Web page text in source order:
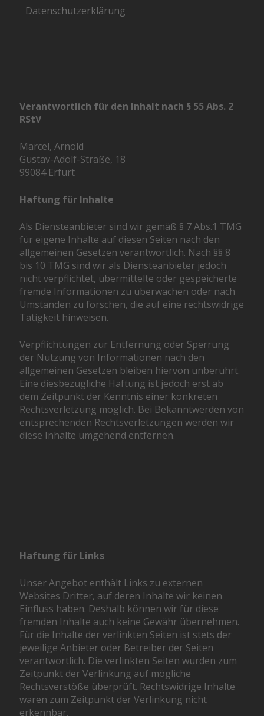
Datenschutzerklärung
Verantwortlich für den Inhalt nach § 55 Abs. 2
RStV
Marcel, Arnold
Gustav-Adolf-Straße, 18
99084 Erfurt
Haftung für Inhalte
Als Diensteanbieter sind wir gemäß § 7 Abs.1 TMG
für eigene Inhalte auf diesen Seiten nach den
allgemeinen Gesetzen verantwortlich. Nach §§ 8
bis 10 TMG sind wir als Diensteanbieter jedoch
nicht verpflichtet, übermittelte oder gespeicherte
fremde Informationen zu überwachen oder nach
Umständen zu forschen, die auf eine rechtswidrige
Tätigkeit hinweisen.
Verpflichtungen zur Entfernung oder Sperrung
der Nutzung von Informationen nach den
allgemeinen Gesetzen bleiben hiervon unberührt.
Eine diesbezügliche Haftung ist jedoch erst ab
dem Zeitpunkt der Kenntnis einer konkreten
Rechtsverletzung möglich. Bei Bekanntwerden von
entsprechenden Rechtsverletzungen werden wir
diese Inhalte umgehend entfernen.
Haftung für Links
Unser Angebot enthält Links zu externen
Websites Dritter, auf deren Inhalte wir keinen
Einfluss haben. Deshalb können wir für diese
fremden Inhalte auch keine Gewähr übernehmen.
Für die Inhalte der verlinkten Seiten ist stets der
jeweilige Anbieter oder Betreiber der Seiten
verantwortlich. Die verlinkten Seiten wurden zum
Zeitpunkt der Verlinkung auf mögliche
Rechtsverstöße überprüft. Rechtswidrige Inhalte
waren zum Zeitpunkt der Verlinkung nicht
erkennbar.